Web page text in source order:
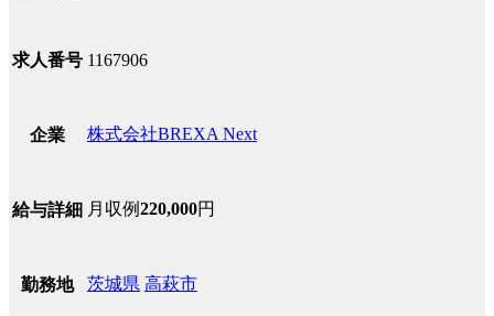
求人番号 1167906
企業 株式会社BREXA Next
給与詳細 月収例220,000円
勤務地 茨城県 高萩市